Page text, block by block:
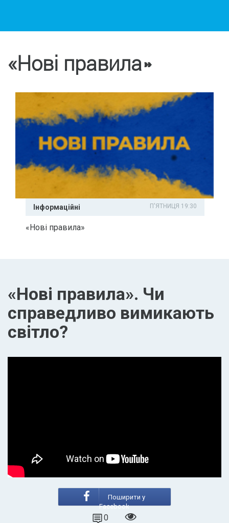
«Нові правила»
Інформаційні П'ЯТНИЦЯ 19:30
«Нові правила»
«Нові правила». Чи
справедливо вимикають
світло?
Поширити у
Facebook
0